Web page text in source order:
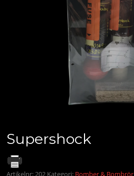
Supershock
Artikelnr:202 Kategori: Bomber & Bombrör